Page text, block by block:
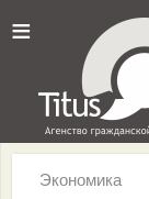
≡
Экономика